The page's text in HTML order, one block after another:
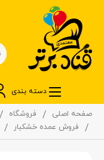
دسته بندی
صفحه اصلی فروشگاه
فروش عمده خشکبار